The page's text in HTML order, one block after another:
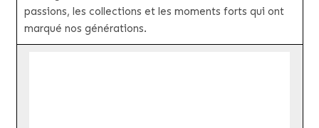
passions, les collections et les moments forts qui ont
marqué nos générations.